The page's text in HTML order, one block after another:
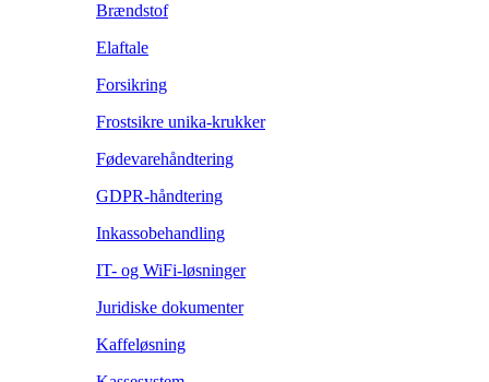
Brændstof
Elaftale
Forsikring
Frostsikre unika-krukker
Fødevarehåndtering
GDPR-håndtering
Inkassobehandling
IT- og WiFi-løsninger
Juridiske dokumenter
Kaffeløsning